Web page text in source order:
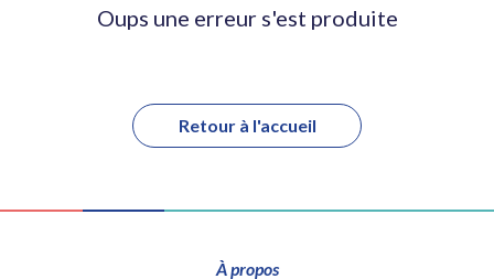
Oups une erreur s'est produite
Retour à l'accueil
À propos